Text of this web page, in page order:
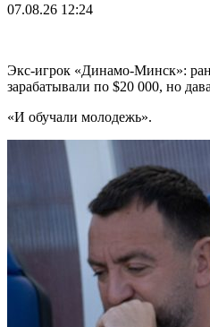
07.08.26 12:24
Экс-игрок «Динамо-Минск»:
зарабатывали по $20 000, но
«И обучали молодежь».